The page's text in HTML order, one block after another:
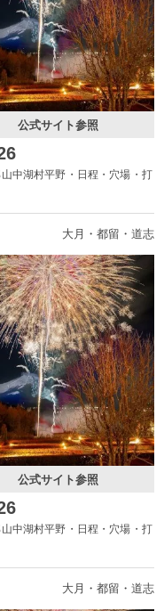
公式サイト参照
中湖村平野・日程・穴場・打
大月・都留・道志
公式サイト参照
中湖村平野・日程・穴場・打
大月・都留・道志